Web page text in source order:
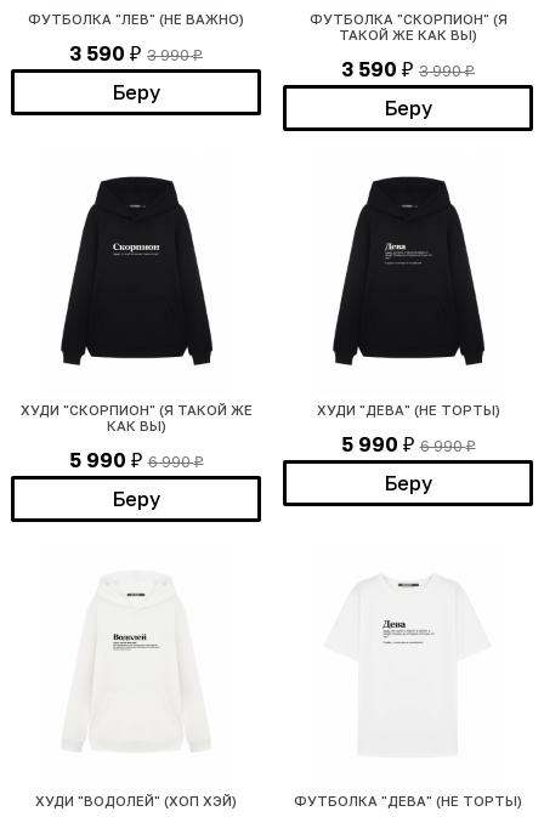
ФУТБОЛКА "ЛЕВ" (НЕ ВАЖНО)
3 590 ₽ 3 990₽
Беру
ФУТБОЛКА "СКОРПИОН" (Я
ТАКОЙ ЖЕ КАК ВЫ)
3 590 ₽ 3 990₽
Беру
ХУДИ "СКОРПИОН" (Я ТАКОЙ ЖЕ
КАК ВЫ)
5 990 ₽ 6 990₽
Беру
ХУДИ "ДЕВА" (НЕ ТОРТЫ)
5 990 ₽ 6 990₽
Беру
ХУДИ "ВОДОЛЕЙ" (ХОП ХЭЙ) ФУТБОЛКА "ДЕВА" (НЕ ТОРТЫ)